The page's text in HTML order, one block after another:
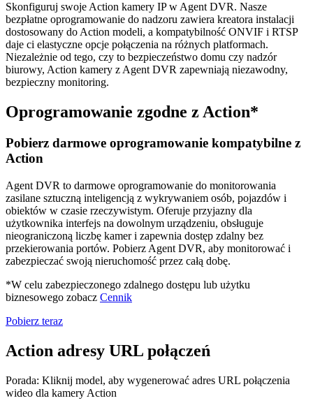
Skonfiguruj swoje Action kamery IP w Agent DVR. Nasze
bezpłatne oprogramowanie do nadzoru zawiera kreatora instalacji
dostosowany do Action modeli, a kompatybilność ONVIF i RTSP
daje ci elastyczne opcje połączenia na różnych platformach.
Niezależnie od tego, czy to bezpieczeństwo domu czy nadzór
biurowy, Action kamery z Agent DVR zapewniają niezawodny,
bezpieczny monitoring.
Oprogramowanie zgodne z Action*
Pobierz darmowe oprogramowanie kompatybilne z
Action
Agent DVR to darmowe oprogramowanie do monitorowania
zasilane sztuczną inteligencją z wykrywaniem osób, pojazdów i
obiektów w czasie rzeczywistym. Oferuje przyjazny dla
użytkownika interfejs na dowolnym urządzeniu, obsługuje
nieograniczoną liczbę kamer i zapewnia dostęp zdalny bez
przekierowania portów. Pobierz Agent DVR, aby monitorować i
zabezpieczać swoją nieruchomość przez całą dobę.
*W celu zabezpieczonego zdalnego dostępu lub użytku
biznesowego zobacz Cennik
Pobierz teraz
Action adresy URL połączeń
Porada: Kliknij model, aby wygenerować adres URL połączenia
wideo dla kamery Action